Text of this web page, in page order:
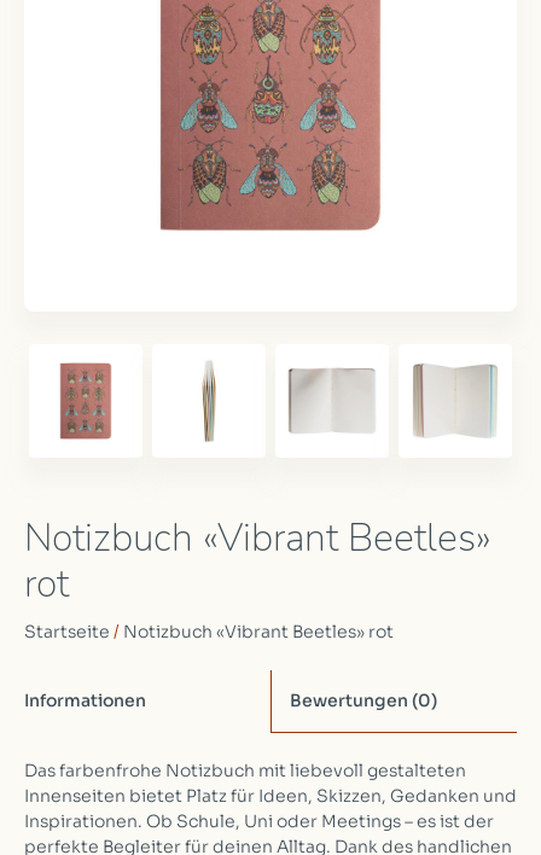
Notizbuch «Vibrant Beetles»
rot
Startseite / Notizbuch «Vibrant Beetles» rot
Informationen Bewertungen (0)
Das farbenfrohe Notizbuch mit liebevoll gestalteten
Innenseiten bietet Platz für Ideen, Skizzen, Gedanken und
Inspirationen. Ob Schule, Uni oder Meetings – es ist der
perfekte Begleiter für deinen Alltag. Dank des handlichen